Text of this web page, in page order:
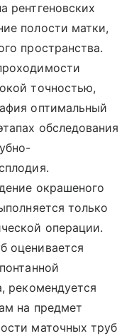
рентгеновских
полости матки,
пространства.
точностью,
оптимальный
обследования
окрашеного
только
операции.
оценивается
рекомендуется
на предмет
маточных труб